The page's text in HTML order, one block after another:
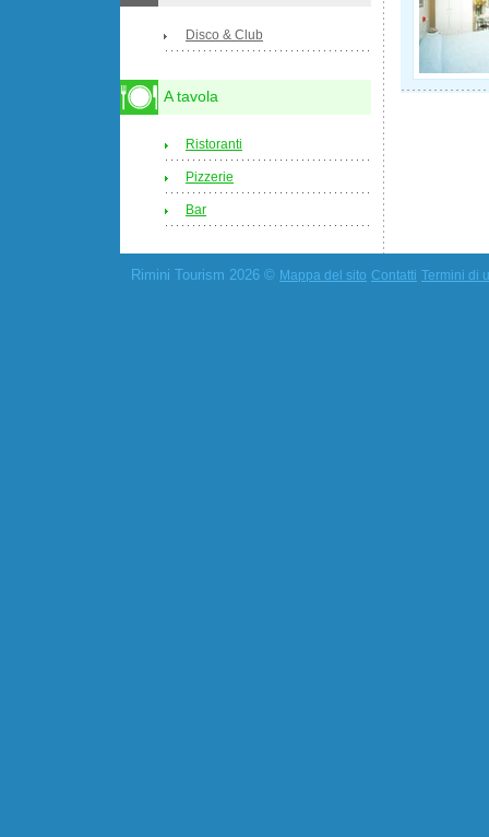
Disco & Club
A tavola
Ristoranti
Pizzerie
Bar
Rimini Tourism 2026 © Mappa del sito Contatti Termini di